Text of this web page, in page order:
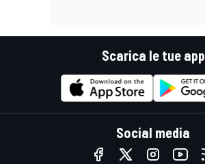
Scarica le tue app
Social media